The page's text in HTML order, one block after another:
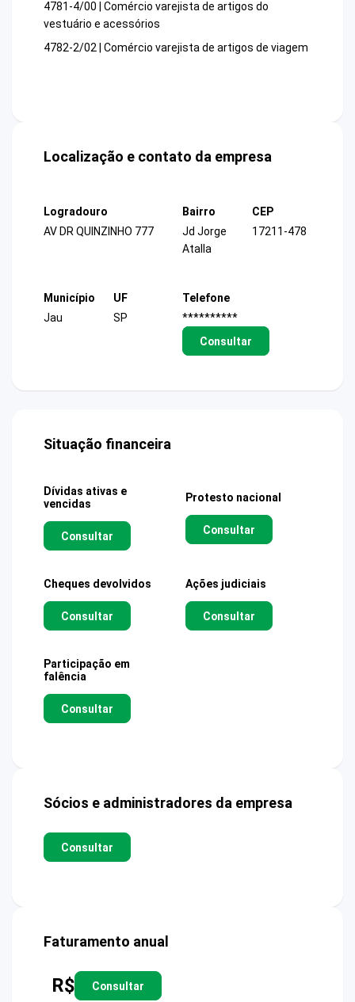
4781-4/00 | Comércio varejista de artigos do
vestuário e acessórios
4782-2/02 | Comércio varejista de artigos de viagem
Localização e contato da empresa
Logradouro
AV DR QUINZINHO 777
Bairro
Jd Jorge
Atalla
CEP
17211-478
Município
Jau
UF
SP
Telefone
**********
Consultar
Situação financeira
Dívidas ativas e
vencidas
Consultar
Protesto nacional
Consultar
Cheques devolvidos
Consultar
Ações judiciais
Consultar
Participação em
falência
Consultar
Sócios e administradores da empresa
Consultar
Faturamento anual
R$ Consultar